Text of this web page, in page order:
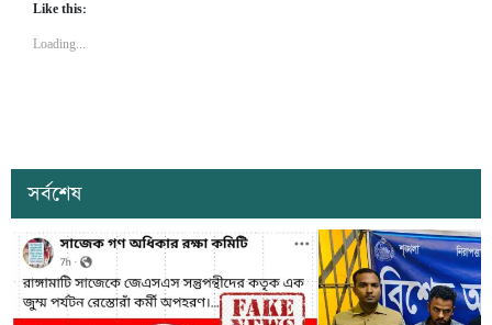
Like this:
Loading...
সর্বশেষ